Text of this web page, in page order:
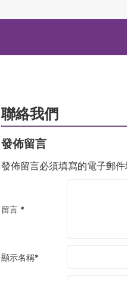
聯絡我們
發佈留言
發佈留言必須填寫的電子郵件
留言 *
顯示名稱*